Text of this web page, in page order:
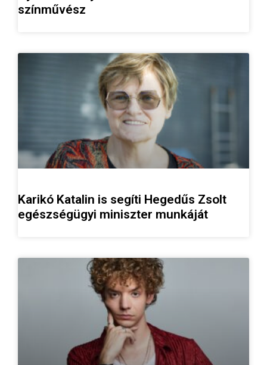
színművész
Karikó Katalin is segíti Hegedűs Zsolt
egészségügyi miniszter munkáját